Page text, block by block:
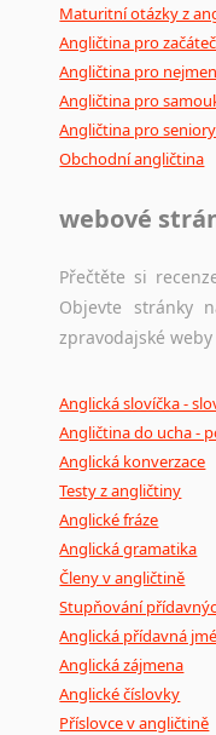
Maturitní otázky z
Angličtina pro
Angličtina pro
Angličtina pro
Angličtina pro seniory
Obchodní angličtina
webové
Přečtěte si
Objevte stránky
zpravodajské
Anglická slovíčka -
Angličtina do ucha -
Anglická konverzace
Testy z angličtiny
Anglické fráze
Anglická gramatika
Členy v angličtině
Stupňování
Anglická přídavná
Anglická zájmena
Anglické číslovky
Příslovce v angličtině